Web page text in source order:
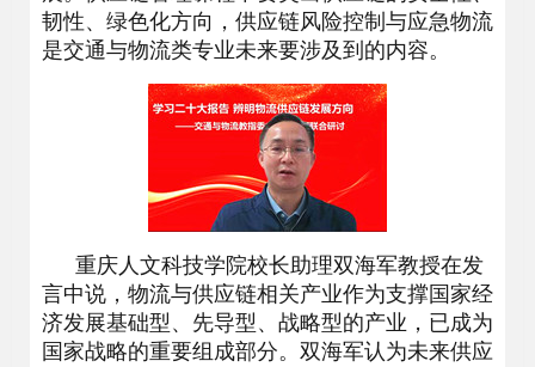
韧性、绿色化方向，供应链风险控制与应急物流
是交通与物流类专业未来要涉及到的内容。
重庆人文科技学院校长助理双海军教授在发
言中说，物流与供应链相关产业作为支撑国家经
济发展基础型、先导型、战略型的产业，已成为
国家战略的重要组成部分。双海军认为未来供应